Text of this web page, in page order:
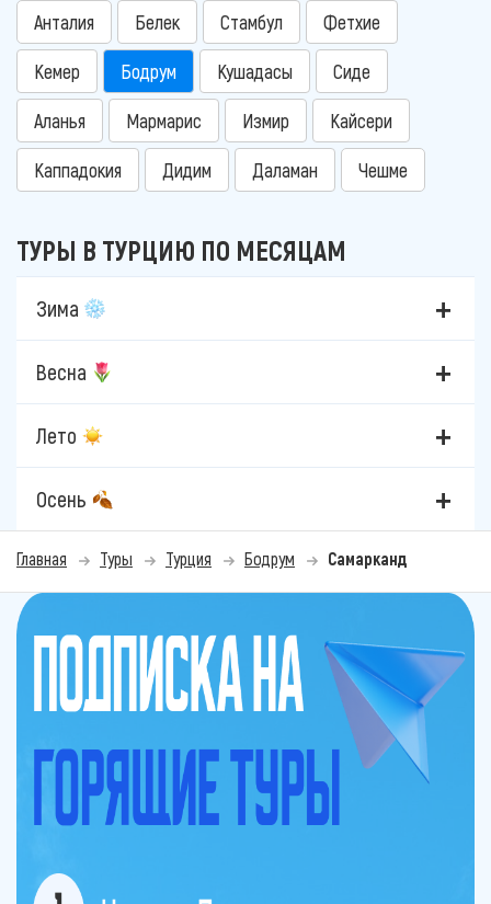
Анталия Белек Стамбул Фетхие
Кемер Бодрум Кушадасы Сиде
Аланья Мармарис Измир Кайсери
Каппадокия Дидим Даламан Чешме
ТУРЫ В ТУРЦИЮ ПО МЕСЯЦАМ
Зима
Весна
Лето
Осень
Главная Туры Турция Бодрум Самарканд